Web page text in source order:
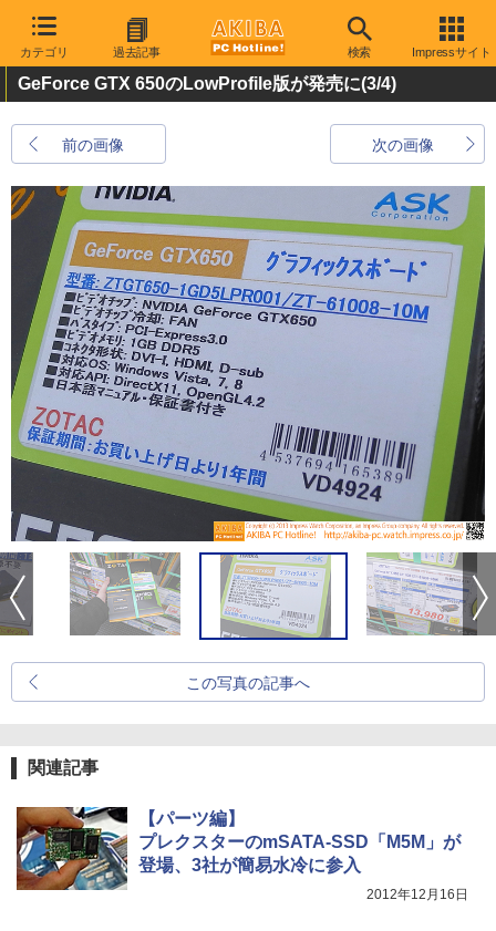
カテゴリ 過去記事 検索 Impressサイト
GeForce GTX 650のLowProfile版が発売に(3/4)
前の画像 次の画像
この写真の記事へ
関連記事
【パーツ編】
プレクスターのmSATA-SSD「M5M」が
登場、3社が簡易水冷に参入
2012年12月16日